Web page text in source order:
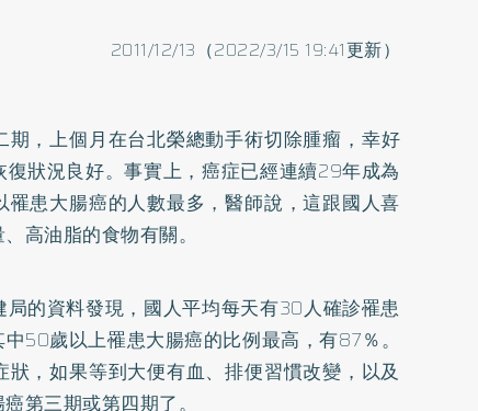
2011/12/13（2022/3/15 19:41更新）
期，上個月在台北榮總動手術切除腫瘤，幸好
狀況良好。事實上，癌症已經連續29年成為
患大腸癌的人數最多，醫師說，這跟國人喜
高油脂的食物有關。
的資料發現，國人平均每天有30人確診罹患
50歲以上罹患大腸癌的比例最高，有87％。
，如果等到大便有血、排便習慣改變，以及
第三期或第四期了。